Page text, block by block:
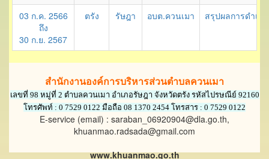
03 ก.ค. 2566
ถึง
30 ก.ย. 2567
ตรัง รัษฎา อบต.ควนเมา สรุปผลการดำเนิ
สำนักงานองค์การบริหารส่วนตำบลควนเมา
เลขที่ 98 หมู่ที่ 2 ตำบลควนเมา อำเภอรัษฎา จังหวัดตรัง รหัสไปรษณีย์ 92160
โทรศัพท์ : 0 7529 0122 มือถือ 08 1370 2454 โทรสาร : 0 7529 0122
E-service (email) : saraban_06920904@dla.go.th,
khuanmao.radsada@gmail.com
www.khuanmao.go.th